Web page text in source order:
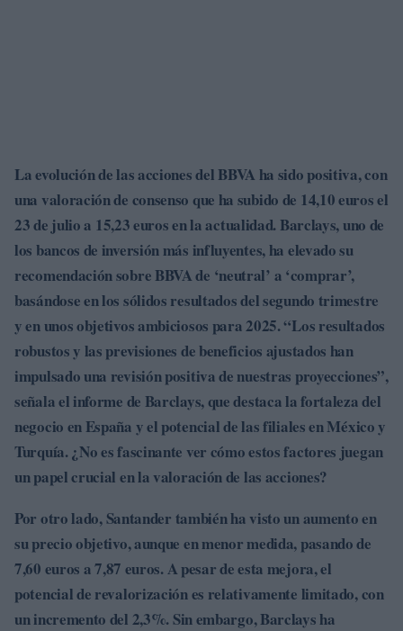
La evolución de las acciones del BBVA ha sido positiva, con
una valoración de consenso que ha subido de 14,10 eurosel
23 de julio a 15,23 eurosen la actualidad. Barclays, uno de
los bancos de inversión más influyentes, ha elevado su
recomendación sobre BBVA de ‘neutral’ a ‘comprar’,
basándose en los sólidos resultados del segundo trimestre
y en unos objetivos ambiciosos para 2025. “Los resultados
robustos y las previsiones de beneficios ajustados han
impulsado una revisión positiva de nuestras proyecciones”,
señala el informe de Barclays, que destaca la fortaleza del
negocio en España y el potencial de las filiales en México y
Turquía. ¿No es fascinante ver cómo estos factores juegan
un papel crucial en la valoración de las acciones?
Por otro lado,Santander también ha visto un aumento en
su precio objetivo, aunque en menor medida, pasando de
7,60 euros a7,87 euros. A pesar de esta mejora, el
potencial de revalorización es relativamente limitado, con
un incremento del 2,3%. Sin embargo, Barclays ha